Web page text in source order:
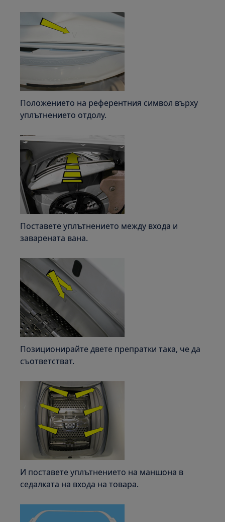
Положението на референтния символ върху
уплътнението отдолу.
Поставете уплътнението между входа и
заварената вана.
Позиционирайте двете препратки така, че да
съответстват.
И поставете уплътнението на маншона в
седалката на входа на товара.